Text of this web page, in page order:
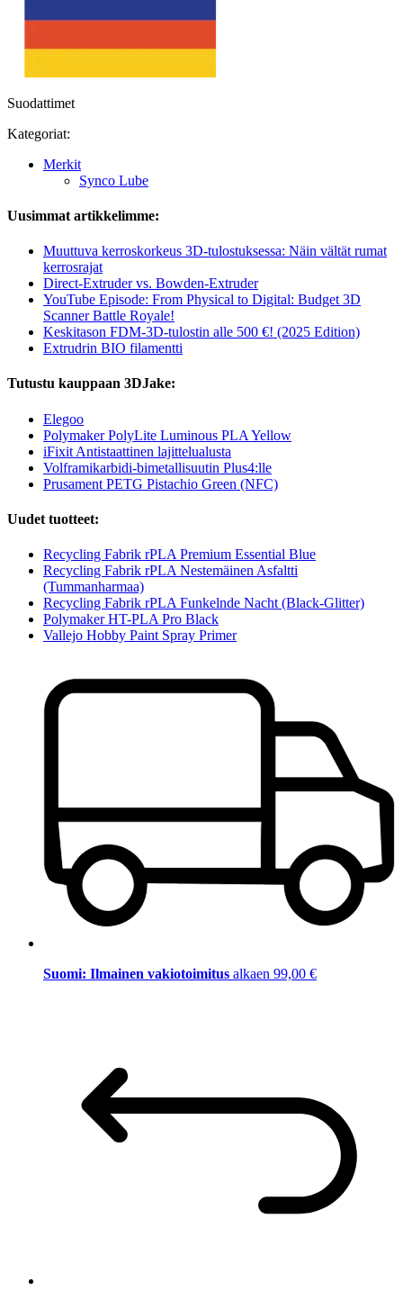
Suodattimet
Kategoriat:
Merkit
Synco Lube
Uusimmat artikkelimme:
Muuttuva kerroskorkeus 3D-tulostuksessa: Näin vältät rumat
kerrosrajat
Direct-Extruder vs. Bowden-Extruder
YouTube Episode: From Physical to Digital: Budget 3D
Scanner Battle Royale!
Keskitason FDM-3D-tulostin alle 500 €! (2025 Edition)
Extrudrin BIO filamentti
Tutustu kauppaan 3DJake:
Elegoo
Polymaker PolyLite Luminous PLA Yellow
iFixit Antistaattinen lajittelualusta
Volframikarbidi-bimetallisuutin Plus4:lle
Prusament PETG Pistachio Green (NFC)
Uudet tuotteet:
Recycling Fabrik rPLA Premium Essential Blue
Recycling Fabrik rPLA Nestemäinen Asfaltti
(Tummanharmaa)
Recycling Fabrik rPLA Funkelnde Nacht (Black-Glitter)
Polymaker HT-PLA Pro Black
Vallejo Hobby Paint Spray Primer
Suomi: Ilmainen vakiotoimitus alkaen 99,00 €